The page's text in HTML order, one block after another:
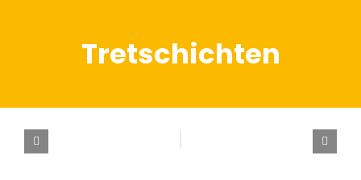
Tretschichten